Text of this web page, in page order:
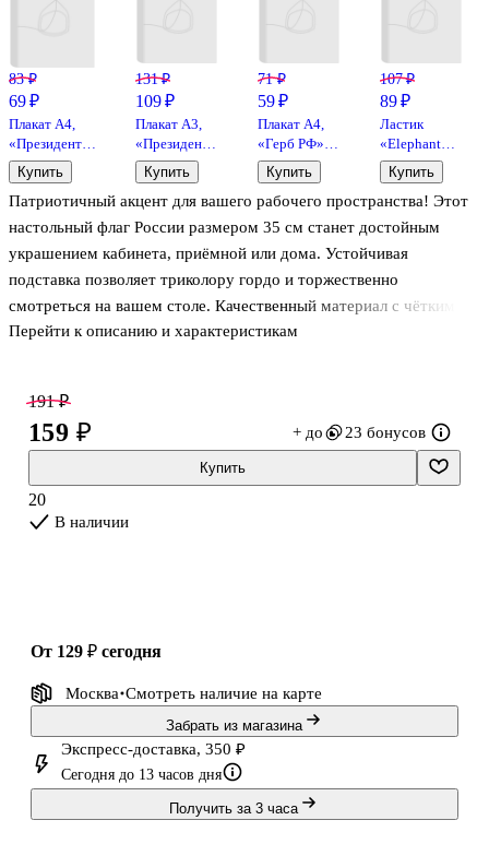
Патриотичный акцент для вашего рабочего пространства! Этот
настольный флаг России размером 35 см станет достойным
украшением кабинета, приёмной или дома. Устойчивая
подставка позволяет триколору гордо и торжественно
смотреться на вашем столе. Качественный материал с чёткими
цветами выглядит строго и патриотично.
важных приёмов.
Перейти к описанию и характеристикам
83 ₽
69 ₽
Плакат А4,
«Президент
РФ В. В.
Путин»,
Сфера
образования
Купить
131 ₽
109 ₽
Плакат А3,
«Президент
РФ Путин В.
В.», Сфера
образования
Купить
71 ₽
59 ₽
Плакат А4,
«Герб РФ»,
Сфера
образования
Купить
107 ₽
89 ₽
Ластик
«Elephant
300/60»,
Koh-i-Noor
Купить
191 ₽
159 ₽ + до 23 бонусов
Купить
20
В наличии
от 129 ₽ сегодня
Москва Смотреть наличие на карте
Забрать из магазина
Экспресс-доставка, 350 ₽
Сегодня до 13 часов дня
Получить за 3 часа